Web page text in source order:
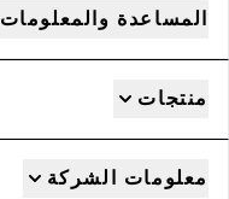
المساعدة والمعلومات
منتجات
معلومات الشركة